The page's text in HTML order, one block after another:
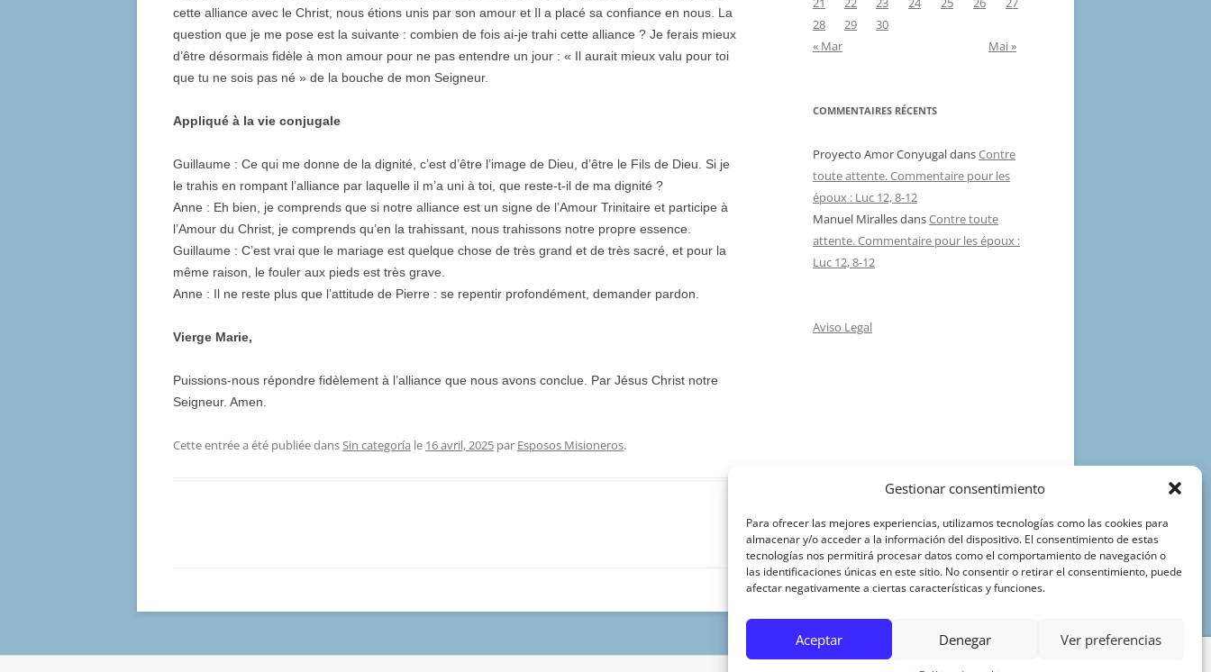
Gestionar consentimiento
Para ofrecer las mejores experiencias, utilizamos tecnologías como las cookies para
almacenar y/o acceder a la información del dispositivo. El consentimiento de estas
tecnologías nos permitirá procesar datos como el comportamiento de navegación o
las identificaciones únicas en este sitio. No consentir o retirar el consentimiento, puede
afectar negativamente a ciertas características y funciones.
Aceptar Denegar Ver preferencias
cette alliance avec le Christ, nous étions unis par son amour et Il a placé sa confiance en nous. La
question que je me pose est la suivante : combien de fois ai-je trahi cette alliance ? Je ferais mieux
d’être désormais fidèle à mon amour pour ne pas entendre un jour : « Il aurait mieux valu pour toi
que tu ne sois pas né » de la bouche de mon Seigneur.
Appliqué à la vie conjugale
Guillaume : Ce qui me donne de la dignité, c’est d’être l’image de Dieu, d’être le Fils de Dieu. Si je
le trahis en rompant l’alliance par laquelle il m’a uni à toi, que reste-t-il de ma dignité ?
Anne : Eh bien, je comprends que si notre alliance est un signe de l’Amour Trinitaire et participe à
l’Amour du Christ, je comprends qu’en la trahissant, nous trahissons notre propre essence.
Guillaume : C’est vrai que le mariage est quelque chose de très grand et de très sacré, et pour la
même raison, le fouler aux pieds est très grave.
Anne : Il ne reste plus que l’attitude de Pierre : se repentir profondément, demander pardon.
Vierge Marie,
Puissions-nous répondre fidèlement à l’alliance que nous avons conclue. Par Jésus Christ notre
Seigneur. Amen.
Cette entrée a été publiée dansSin categoría le 16 avril, 2025 par Esposos Misioneros.
28
29
30
« Mar
Mai »
COMMENTAIRES RÉCENTS
Proyecto Amor ConyugaldansContre
toute attente. Commentaire pour les
époux : Luc 12, 8-12
Manuel MirallesdansContre toute
attente. Commentaire pour les époux :
Luc 12, 8-12
Aviso Legal